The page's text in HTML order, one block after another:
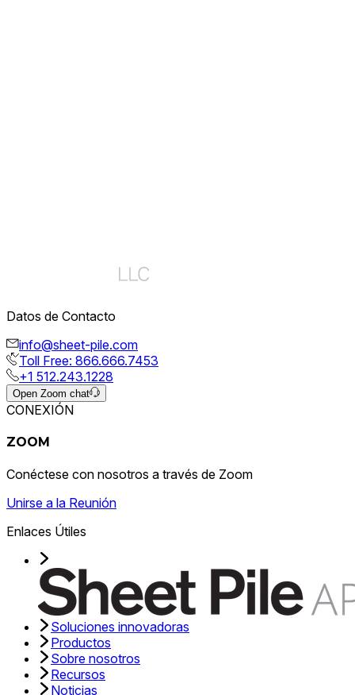
Datos de Contacto
info@sheet-pile.com
Toll Free: 866.666.7453
+1 512.243.1228
Open Zoom chat
CONEXIÓN
ZOOM
Conéctese con nosotros a través de Zoom
Unirse a la Reunión
Enlaces Útiles
Soluciones innovadoras
Productos
Sobre nosotros
Recursos
Noticias